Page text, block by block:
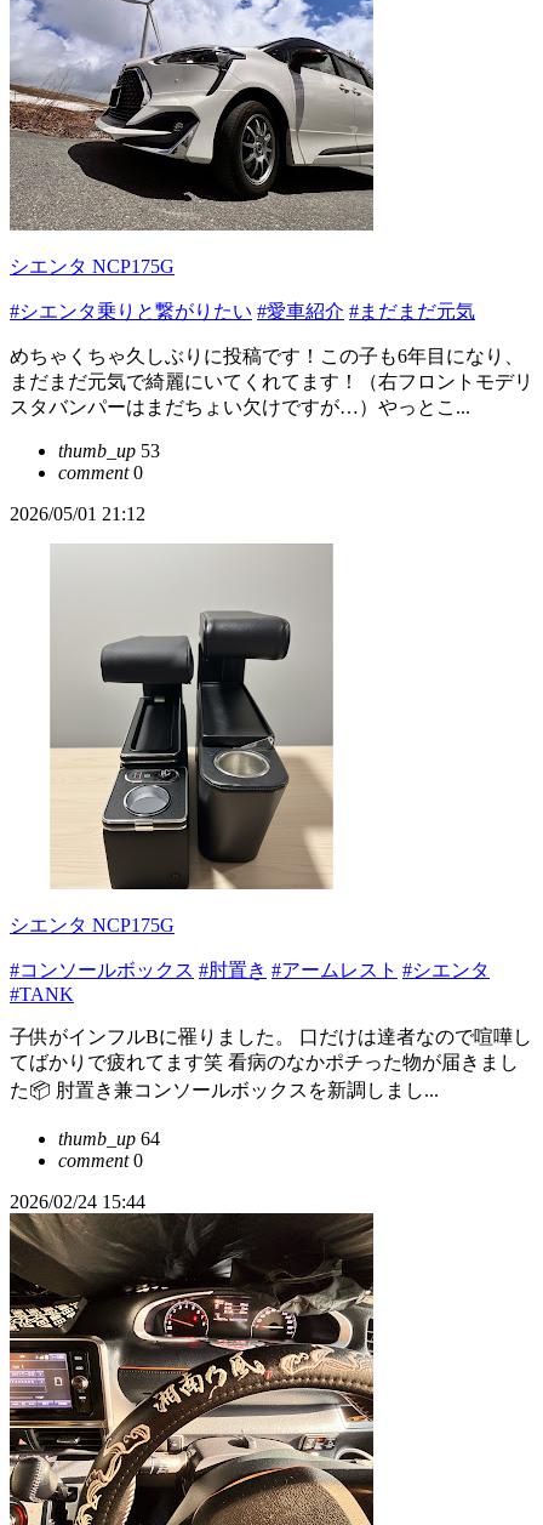
シエンタ NCP175G
#シエンタ乗りと繋がりたい #愛車紹介 #まだまだ元気
めちゃくちゃ久しぶりに投稿です！この子も6年目になり、
まだまだ元気で綺麗にいてくれてます！（右フロントモデリ
スタバンパーはまだちょい欠けですが…）やっとこ...
thumb_up 53
comment0
2026/05/01 21:12
シエンタ NCP175G
#コンソールボックス #肘置き #アームレスト #シエンタ
#TANK
子供がインフルBに罹りました。 口だけは達者なので喧嘩し
てばかりで疲れてます笑 看病のなかポチった物が届きまし
た📦 肘置き兼コンソールボックスを新調しまし...
thumb_up 64
comment0
2026/02/24 15:44